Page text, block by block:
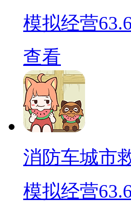
模拟经营
查看
消防车城市
模拟经营